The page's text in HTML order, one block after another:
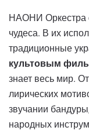
НАОНИ Оркестра
чудеса. В их
традиционные
культовым
знает весь мир.
лирических
звучании
народных